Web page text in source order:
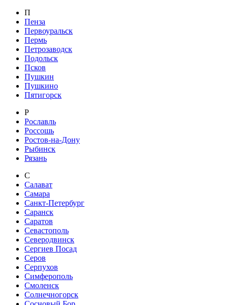
П
Пенза
Первоуральск
Пермь
Петрозаводск
Подольск
Псков
Пушкин
Пушкино
Пятигорск
Р
Рославль
Россошь
Ростов-на-Дону
Рыбинск
Рязань
С
Салават
Самара
Санкт-Петербург
Саранск
Саратов
Севастополь
Северодвинск
Сергиев Посад
Серов
Серпухов
Симферополь
Смоленск
Солнечногорск